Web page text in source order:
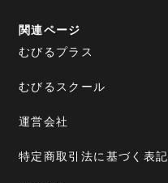
関連ページ
むびるプラス
むびるスクール
運営会社
特定商取引法に基づく表記